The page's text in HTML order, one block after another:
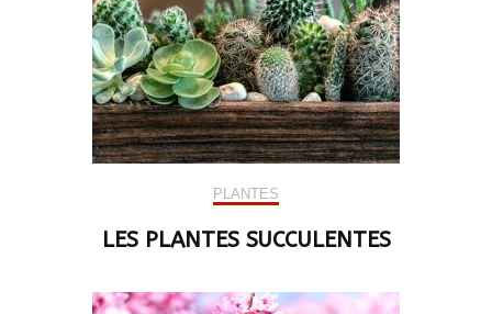
PLANTES
LES PLANTES SUCCULENTES